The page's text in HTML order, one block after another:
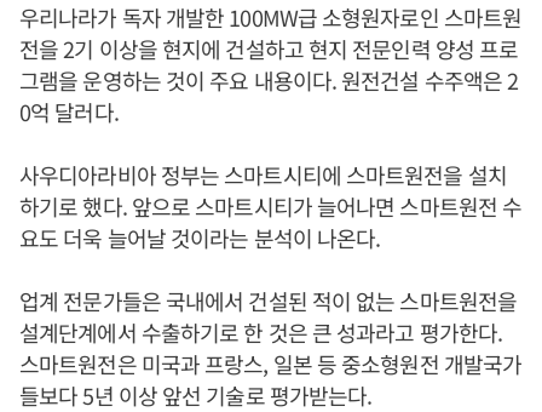
우리나라가 독자 개발한 100MW급 소형원자로인 스마트원
전을 2기 이상을 현지에 건설하고 현지 전문인력 양성 프로
그램을 운영하는 것이 주요 내용이다. 원전건설 수주액은 2
0억 달러다.
사우디아라비아 정부는 스마트시티에 스마트원전을 설치
하기로 했다. 앞으로 스마트시티가 늘어나면 스마트원전 수
요도 더욱 늘어날 것이라는 분석이 나온다.
업계 전문가들은 국내에서 건설된 적이 없는 스마트원전을
설계단계에서 수출하기로 한 것은 큰 성과라고 평가한다.
스마트원전은 미국과 프랑스, 일본 등 중소형원전 개발국가
들보다 5년 이상 앞선 기술로 평가받는다.